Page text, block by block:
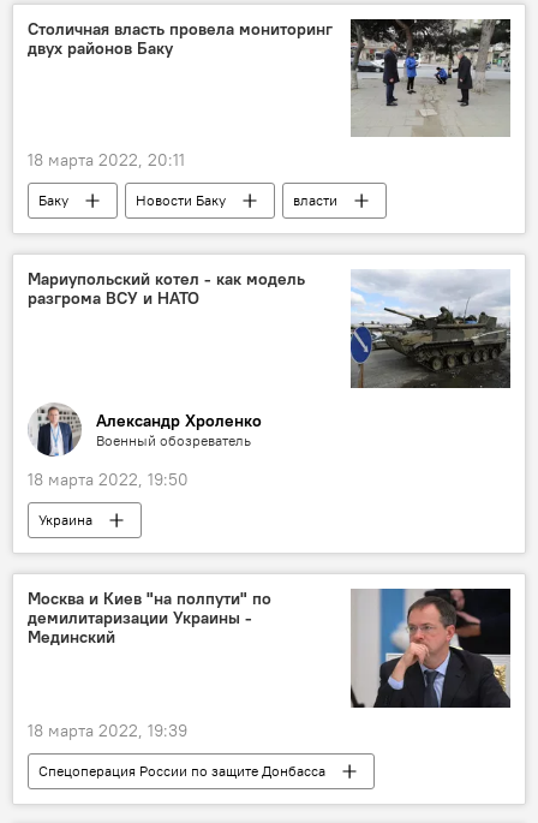
Столичная власть провела мониторинг
двух районов Баку
18 марта 2022, 20:11
Баку Новости Баку
власти
мониторинг
Сабаильский район
Наримановский район Баку
Мариупольский котел - как модель
разгрома ВСУ и НАТО
Александр Хроленко
Военный обозреватель
18 марта 2022, 19:50
Украина
Спецоперация России по защите Донбасса
НАТО
Москва и Киев "на полпути" по
демилитаризации Украины -
Мединский
18 марта 2022, 19:39
Спецоперация России по защите Донбасса
Россия
Украина